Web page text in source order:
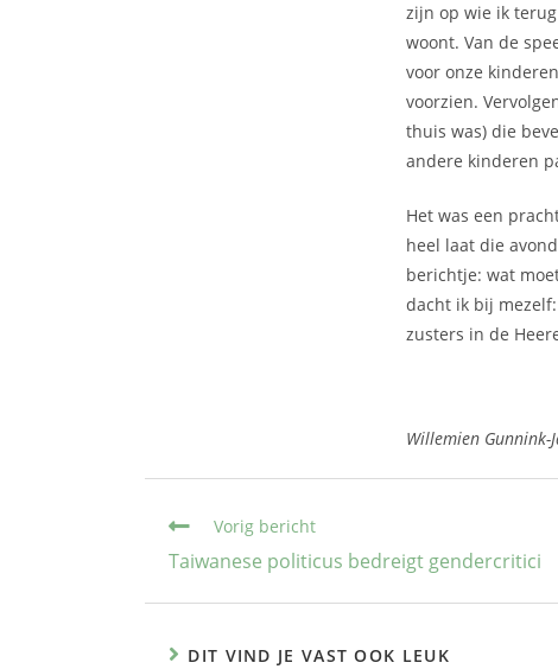
zijn op wie ik
woont. Van de
voor onze
voorzien.
thuis was) die
andere kinderen
Het was een
heel laat die
berichtje: wat
dacht ik bij
zusters in de
Willemien
Vorig bericht
Taiwanese politicus bedreigt gendercritici
DIT VIND JE VAST OOK LEUK